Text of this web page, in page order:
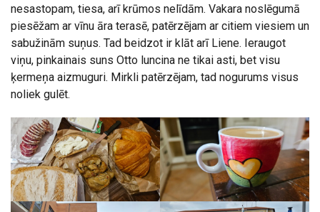
nesastopam, tiesa, arī krūmos nelīdām. Vakara noslēgumā
piesēžam ar vīnu āra terasē, patērzējam ar citiem viesiem un
sabužinām suņus. Tad beidzot ir klāt arī Liene. Ieraugot
viņu, pinkainais suns Otto luncina ne tikai asti, bet visu
ķermeņa aizmuguri. Mirkli patērzējam, tad nogurums visus
noliek gulēt.